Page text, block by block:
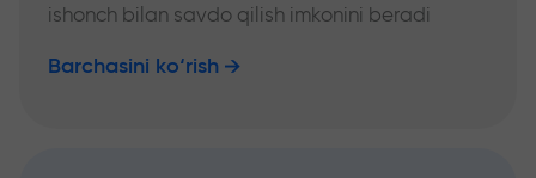
ishonch bilan savdo qilish imkonini beradi
Barchasini ko‘rish